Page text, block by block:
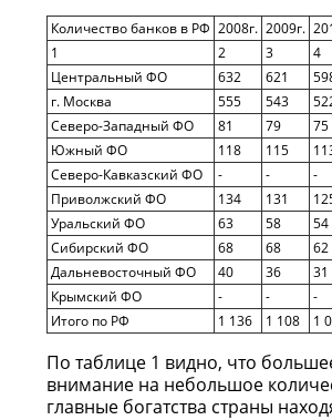
Количество банков в РФ 2008г. 2009г.
1
2 3 4
Центральный ФО
632 621
г. Москва
555 543
Северо-Западный ФО
81 79 75
Южный ФО
118 115
Северо-Кавказский ФО
- - -
Приволжский ФО
134 131
Уральский ФО
63 58 54
Сибирский ФО
68 68 62
Дальневосточный ФО
40 36 31
Крымский ФО
- - -
Итого по РФ
1 136 1 108 1
По таблице 1 видно, что
внимание на небольшое
главные богатства страны